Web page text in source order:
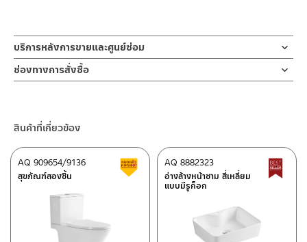
บริการหลังการขายและศูนย์ซ่อม
ช่องทางออนไลน์
– Email: contact@charnpaiboon.com
ศูนย์บริการและอะไหล่ กรุงเทพฯ
ช่องทางการสั่งซื้อ
– Shopee
–Lazada
ติดต่อพนักงานขาย / Contact Sales Staff
@charnpaiboon.sales
สินค้าที่เกี่ยวข้อง
สุขภัณฑ์สองชิ้น
AQ 909654/9136 สินค้าลดราคา เคลียร์สต็อก
อ่างล้างหน้าชาม สี่เหลี่ยม
แบบมีรูก็อก
AQ 8882323